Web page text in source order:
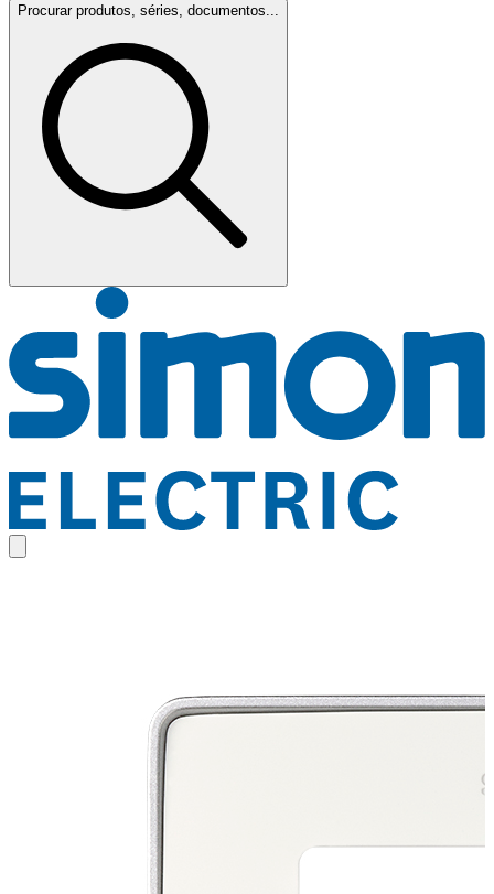
Procurar produtos, séries, documentos...